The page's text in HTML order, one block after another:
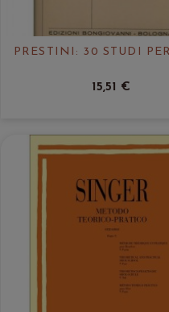
PRESTINI: 30 STUDI
15,51 €